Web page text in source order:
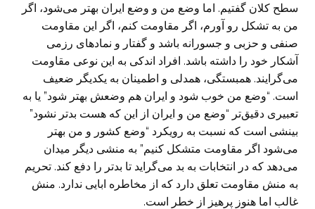
سطح کلان گفتیم. اما وضع من و وضع ایران بهتر می‌شود، اگر
من به تشکل رو آورم، اگر مقاومت کنم، اگر این مقاومت
صنفی و حزبی و جسورانه باشد و گفتار و نمادهای رزمی
آشکار خود را داشته باشد. افراد اندکی به این نوعی مقاومت
می‌گرایند. همبستگی، همدلی و اطمینان به یکدیگر ضعیف
است. “وضع من خوب شود و ایران هم وضعش بهتر شود” یا به
تعبیری دقیق‌تر “وضع من و ایران از این که هست بدتر نشود”
بینشی است که نسبت به رویکرد “وضع کشور و من بهتر
می‌شود اگر مقاومت متشکل کنیم” به منشی دیگر میدان
می‌دهد که در انتخابات به بد می‌گراید تا بدتر را دفع کند. تحریم
به منش مقاومت تعلق دارد که از مخاطره ابایی ندارد. منش
غالب اما هنوز پرهیز از خطر است.